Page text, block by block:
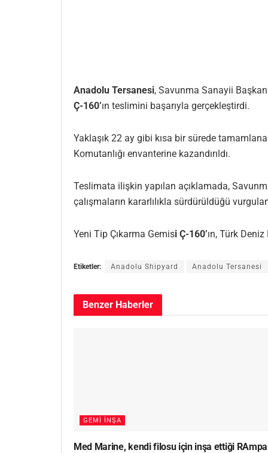
Anadolu Tersanesi, Savunma Sanayii
Ç-160’ın teslimini başarıyla gerçekleştirdi.
Yaklaşık 22 ay gibi kısa bir sürede
Komutanlığı envanterine kazandırıldı.
Teslimata ilişkin yapılan açıklamada,
çalışmaların kararlılıkla sürdürüldüğü
Yeni Tip Çıkarma Gemisi Ç-160’ın, Türk
Etiketler: Anadolu Shipyard Anadolu Tersanesi
Benzer Haberler
GEMI İNŞA
Med Marine, kendi filosu için inşa ettiği